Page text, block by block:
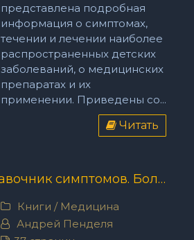
представлена подробная
информация о симптомах,
течении и лечении наиболее
распространенных детских
заболеваний, о медицинских
препаратах и их
применении. Приведены со...
Читать
Большой справочник симптомов. Большой справочник анализов - Андрей Пенделя
Книги / Медицина
Андрей Пенделя